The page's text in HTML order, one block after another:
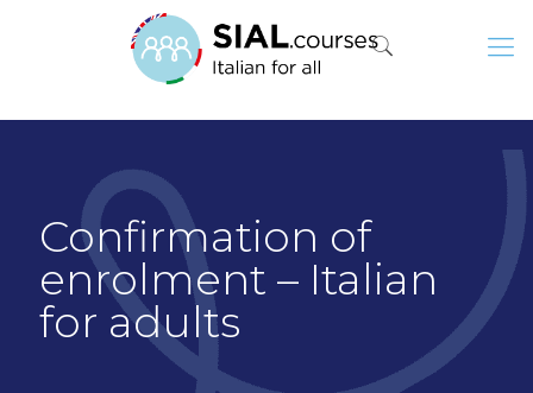
Confirmation of
enrolment – Italian
for adults